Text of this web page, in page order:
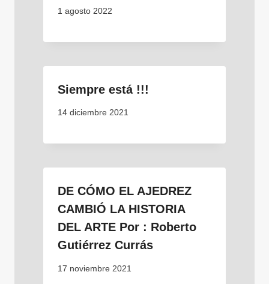
1 agosto 2022
Siempre está !!!
14 diciembre 2021
DE CÓMO EL AJEDREZ
CAMBIÓ LA HISTORIA
DEL ARTE Por : Roberto
Gutiérrez Currás
17 noviembre 2021